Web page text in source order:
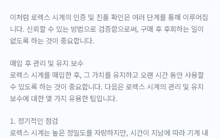
이처럼 로렉스 시계의 인증 및 진품 확인은 여러 단계를 통해 이루어집
니다. 신뢰할 수 있는 방법으로 검증함으로써, 구매 후 후회하는 일이
없도록 하는 것이 중요합니다.
매입 후 관리 및 유지 보수
로렉스 시계를 매입한 후, 그 가치를 유지하고 오랜 시간 동안 사용할
수 있도록 하는 것이 중요합니다. 다음은 로렉스 시계의 관리 및 유지
보수에 대한 몇 가지 유용한 팁입니다.
1. 정기적인 점검
로렉스 시계는 높은 정밀도를 자랑하지만, 시간이 지남에 따라 기계 내